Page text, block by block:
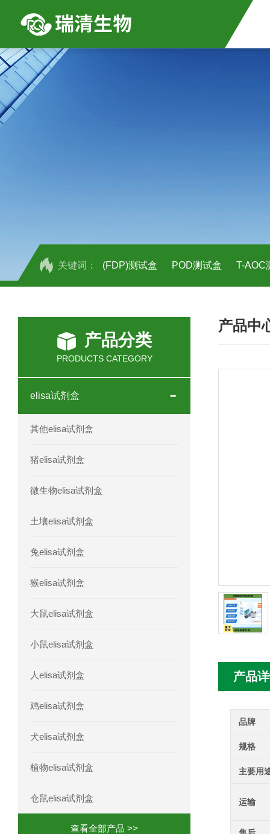
关键词： (FDP)测试盒 POD测试盒 T-AOC
人全式钴氨素2(HTSB2)elisa试剂盒现
人鞘脂(SPH)elisa试剂盒现货速发
人蓝氏贾第虫(GL)elisa试剂盒厂家直销
产品分类
PRODUCTS CATEGORY
elisa试剂盒
其他elisa试剂盒
猪elisa试剂盒
微生物elisa试剂盒
土壤elisa试剂盒
兔elisa试剂盒
猴elisa试剂盒
大鼠elisa试剂盒
小鼠elisa试剂盒
人elisa试剂盒
鸡elisa试剂盒
犬elisa试剂盒
植物elisa试剂盒
仓鼠elisa试剂盒
查看全部产品 >>
产品中
产品
品牌
规格
主要用
运输